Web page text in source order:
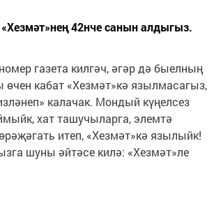
42нче санын алдыгыз.
газета килгәч, әгәр дә быелның
кабат «Хезмәт»кә язылмасагыз,
калачак. Мондый күңелсез
хат ташучыларга, элемтә
итеп, «Хезмәт»кә язылыйк!
шуны әйтәсе килә: «Хезмәт»ле